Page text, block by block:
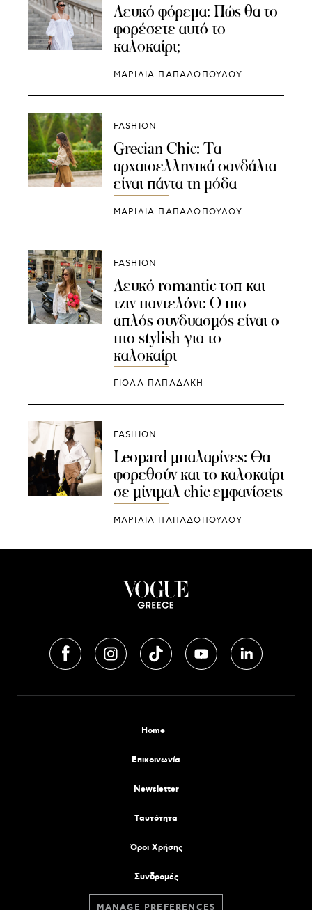
Λευκό φόρεμα: Πώς θα το
φορέσετε αυτό το
καλοκαίρι;
ΜΑΡΙΛΙΑ ΠΑΠΑΔΟΠΟΥΛΟΥ
FASHION
Grecian Chic: Τα
αρχαιοελληνικά σανδάλια
είναι πάντα τη μόδα
ΜΑΡΙΛΙΑ ΠΑΠΑΔΟΠΟΥΛΟΥ
FASHION
Λευκό romantic τοπ και
τζιν παντελόνι: Ο πιο
απλός συνδυασμός είναι ο
πιο stylish για το
καλοκαίρι
ΓΙΌΛΑ ΠΑΠΑΔΆΚΗ
FASHION
Leopard μπαλαρίνες: Θα
φορεθούν και το καλοκαίρι
σε μίνιμαλ chic εμφανίσεις
ΜΑΡΙΛΙΑ ΠΑΠΑΔΟΠΟΥΛΟΥ
Home
Επικοινωνία
Newsletter
Tαυτότητα
Όροι Χρήσης
Συνδρομές
MANAGE PREFERENCES